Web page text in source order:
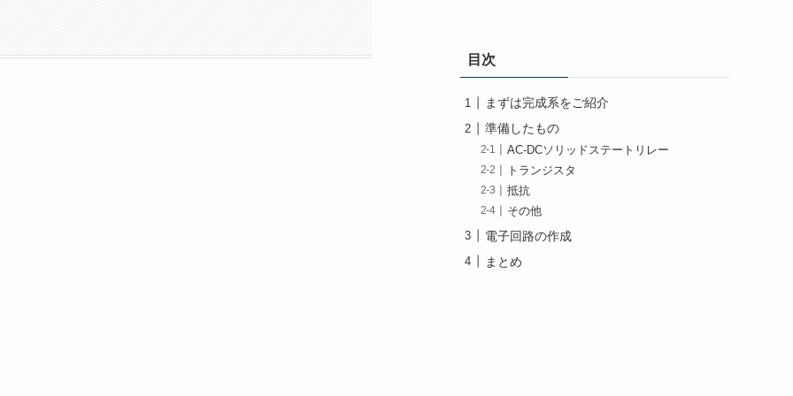
目次
まずは完成系をご紹介
準備したもの
AC-DCソリッドステートリレー
トランジスタ
抵抗
その他
電子回路の作成
まとめ